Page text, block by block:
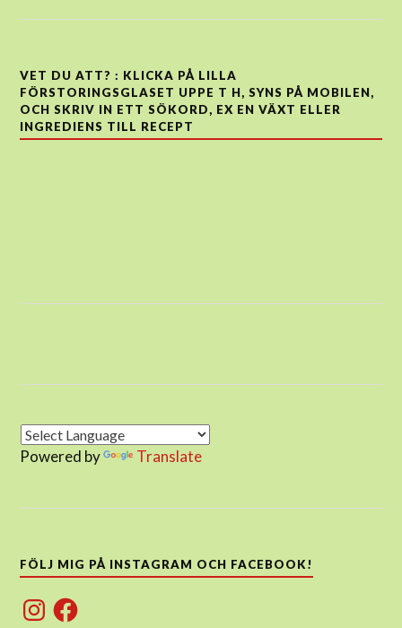
VET DU ATT? : KLICKA PÅ LILLA
FÖRSTORINGSGLASET UPPE T H, SYNS PÅ MOBILEN,
OCH SKRIV IN ETT SÖKORD, EX EN VÄXT ELLER
INGREDIENS TILL RECEPT
Powered by Translate
FÖLJ MIG PÅ INSTAGRAM OCH FACEBOOK!
InstagramFacebook